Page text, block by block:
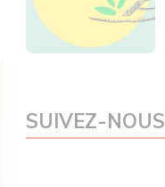
SUIVEZ-NOUS